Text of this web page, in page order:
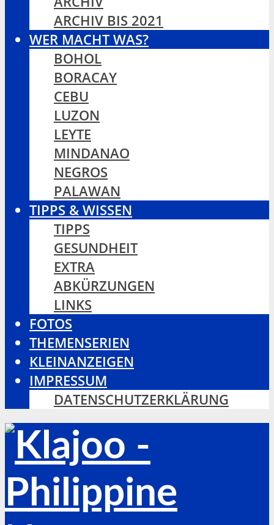
ARCHIV BIS 2021
WER MACHT WAS?
BOHOL
BORACAY
CEBU
LUZON
LEYTE
MINDANAO
NEGROS
PALAWAN
TIPPS & WISSEN
TIPPS
GESUNDHEIT
EXTRA
ABKÜRZUNGEN
LINKS
FOTOS
THEMENSERIEN
KLEINANZEIGEN
IMPRESSUM
DATENSCHUTZERKLÄRUNG